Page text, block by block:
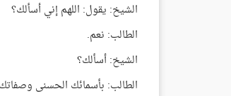
الشيخ: يقول: اللهم إني أسألك؟
الطالب: نعم.
الشيخ: أسألك؟
الطالب: بأسمائك الحسنى وصفاتك